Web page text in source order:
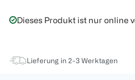
Dieses Produkt ist nur online
Lieferung in 2-3 Werktagen